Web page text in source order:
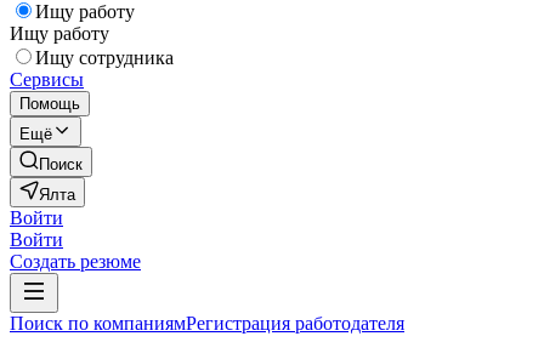
Ищу работу
Ищу работу
Ищу сотрудника
Сервисы
Помощь
Ещё
Поиск
Ялта
Войти
Войти
Создать резюме
Поиск по компаниямРегистрация работодателя